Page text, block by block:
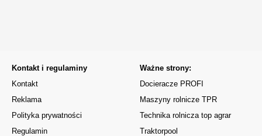
Kontakt i regulaminy
Kontakt
Reklama
Polityka prywatności
Regulamin
Ważne strony:
Docieracze PROFI
Maszyny rolnicze TPR
Technika rolnicza top agrar
Traktorpool